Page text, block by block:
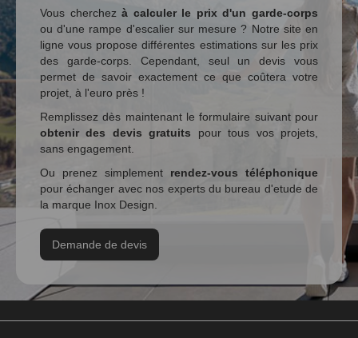
Vous cherchezà calculer le prix d'un garde-corps
ou d'une rampe d'escalier sur mesure ? Notre site en
ligne vous propose différentes estimations sur les prix
des garde-corps. Cependant, seul un devis vous
permet de savoir exactement ce que coûtera votre
projet, à l'euro près !
Remplissez dès maintenant le formulaire suivant pour
obtenir des devis gratuits pour tous vos projets,
sans engagement.
Ou prenez simplement rendez-vous téléphonique
pour échanger avec nos experts du bureau d'etude de
la marque Inox Design.
Demande de devis